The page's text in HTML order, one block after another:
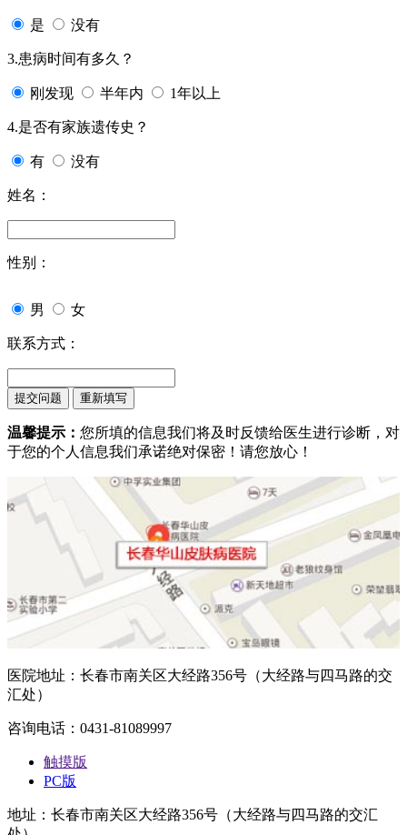
是 没有
3.患病时间有多久？
刚发现 半年内 1年以上
4.是否有家族遗传史？
有 没有
姓名：
性别：
男 女
联系方式：
温馨提示： 您所填的信息我们将及时反馈给医生进行诊断，对
于您的个人信息我们承诺绝对保密！请您放心！
医院地址：长春市南关区大经路356号（大经路与四马路的交
汇处）
咨询电话：0431-81089997
触摸版
PC版
地址：长春市南关区大经路356号（大经路与四马路的交汇